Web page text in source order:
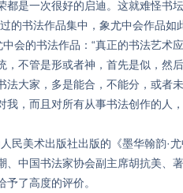
是一次很好的启迪。这就难怪书
的书法作品集中，象尤中会作品如
会的书法作品：“真正的书法艺术
不管是形或者神，首先是似，然
大家，多是能合，不能分，或者
，而且对所有从事书法创作的人
美术出版社出版的《墨华翰韵·
中国书法家协会副主席胡抗美、
了高度的评价。